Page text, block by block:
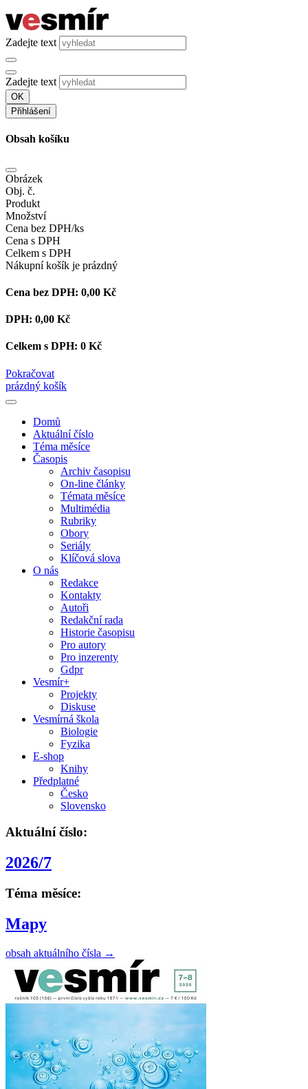
Zadejte text
Zadejte text
OK
Přihlášení
Obsah košíku
Obrázek
Obj. č.
Produkt
Množství
Cena bez DPH/ks
Cena s DPH
Celkem s DPH
Nákupní košík je prázdný
Cena bez DPH: 0,00 Kč
DPH: 0,00 Kč
Celkem s DPH: 0 Kč
Pokračovat
prázdný košík
Domů
Aktuální číslo
Téma měsíce
Časopis
Archiv časopisu
On-line články
Témata měsíce
Multimédia
Rubriky
Obory
Seriály
Klíčová slova
O nás
Redakce
Kontakty
Autoři
Redakční rada
Historie časopisu
Pro autory
Pro inzerenty
Gdpr
Vesmír+
Projekty
Diskuse
Vesmírná škola
Biologie
Fyzika
E-shop
Knihy
Předplatné
Česko
Slovensko
Aktuální číslo:
2026/7
Téma měsíce:
Mapy
obsah aktuálního čísla →